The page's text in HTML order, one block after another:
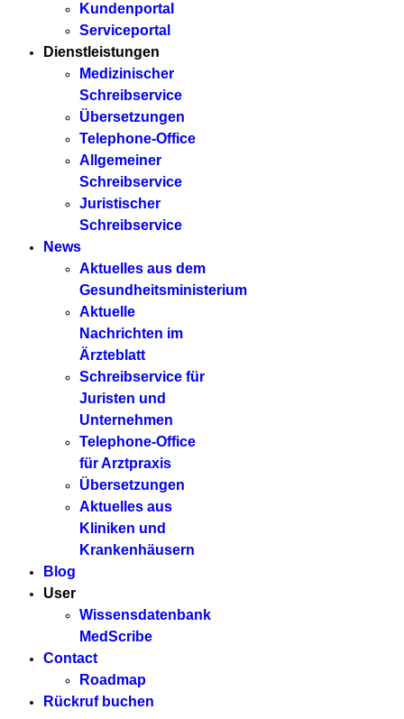
Kundenportal
Serviceportal
Dienstleistungen
Medizinischer
Schreibservice
Übersetzungen
Telephone-Office
Allgemeiner
Schreibservice
Juristischer
Schreibservice
News
Aktuelles aus dem
Gesundheitsministerium
Aktuelle
Nachrichten im
Ärzteblatt
Schreibservice für
Juristen und
Unternehmen
Telephone-Office
für Arztpraxis
Übersetzungen
Aktuelles aus
Kliniken und
Krankenhäusern
Blog
User
Wissensdatenbank
MedScribe
Contact
Roadmap
Rückruf buchen